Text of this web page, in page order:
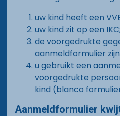
uw kind heeft een
uw kind zit op een IKC;
de voorgedrukte
aanmeldformulier
u gebruikt een
voorgedrukte
kind (blanco
Aanmeldformulier